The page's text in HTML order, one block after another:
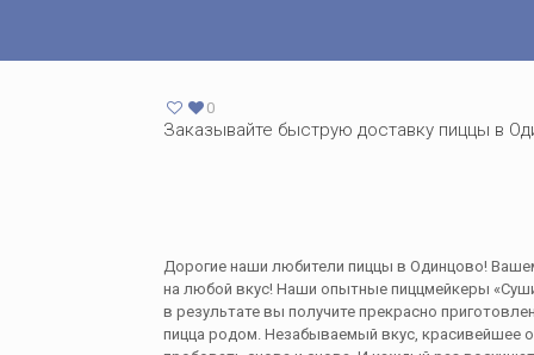
0
Заказывайте быструю доставку пиццы в
Дорогие наши любители пиццы в Одинцово!
на любой вкус! Наши опытные пиццмейкеры
в результате вы получите прекрасно
пицца родом. Незабываемый вкус, красивейшее